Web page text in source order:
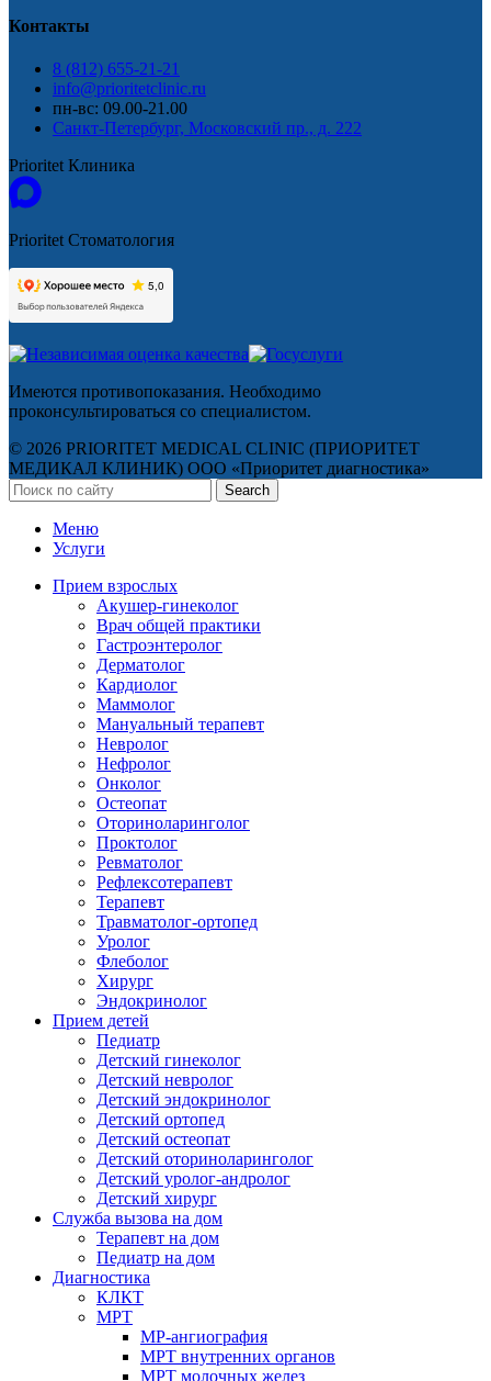
Контакты
8 (812) 655-21-21
info@prioritetclinic.ru
пн-вс: 09.00-21.00
Санкт-Петербург, Московский пр., д. 222
Prioritet Клиника
Prioritet Стоматология
Имеются противопоказания. Необходимо
проконсультироваться со специалистом.
© 2026 PRIORITET MEDICAL CLINIC (ПРИОРИТЕТ
МЕДИКАЛ КЛИНИК) ООО «Приоритет диагностика»
Search
Меню
Услуги
Прием взрослых
Акушер-гинеколог
Врач общей практики
Гастроэнтеролог
Дерматолог
Кардиолог
Маммолог
Мануальный терапевт
Невролог
Нефролог
Онколог
Остеопат
Оториноларинголог
Проктолог
Ревматолог
Рефлексотерапевт
Терапевт
Травматолог-ортопед
Уролог
Флеболог
Хирург
Эндокринолог
Прием детей
Педиатр
Детский гинеколог
Детский невролог
Детский эндокринолог
Детский ортопед
Детский остеопат
Детский оториноларинголог
Детский уролог-андролог
Детский хирург
Служба вызова на дом
Терапевт на дом
Педиатр на дом
Диагностика
КЛКТ
МРТ
МР-ангиография
МРТ внутренних органов
МРТ молочных желез